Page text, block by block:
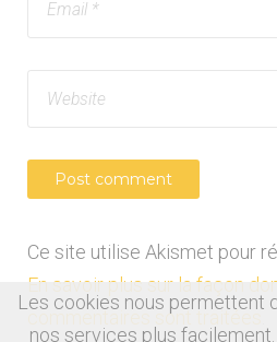
Ce site utilise Akismet pour
En savoir plus sur la façon
commentaires sont traitées
Les cookies nous permettent
nos services plus